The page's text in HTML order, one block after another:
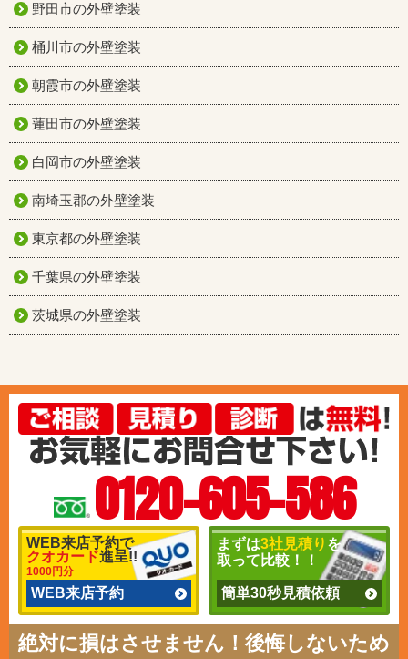
野田市の外壁塗装
桶川市の外壁塗装
朝霞市の外壁塗装
蓮田市の外壁塗装
白岡市の外壁塗装
南埼玉郡の外壁塗装
東京都の外壁塗装
千葉県の外壁塗装
茨城県の外壁塗装
0120-605-586
WEB来店予約で
クオカード進呈!!
1000円分
WEB来店予約
まずは3社見積り を
取って比較！！
簡単30秒見積依頼
絶対に損はさせません！後悔しないため